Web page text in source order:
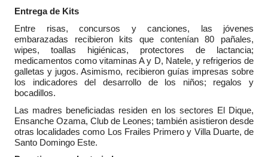
Entrega de Kits
Entre risas, concursos y canciones, las jóvenes
embarazadas recibieron kits que contenían 80 pañales,
wipes, toallas higiénicas, protectores de lactancia;
medicamentos como vitaminas A y D, Natele, y refrigerios de
galletas y jugos. Asimismo, recibieron guías impresas sobre
los indicadores del desarrollo de los niños; regalos y
bocadillos.
Las madres beneficiadas residen en los sectores El Dique,
Ensanche Ozama, Club de Leones; también asistieron desde
otras localidades como Los Frailes Primero y Villa Duarte, de
Santo Domingo Este.